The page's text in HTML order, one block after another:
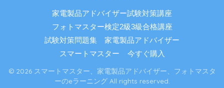
家電製品アドバイザー試験対策講座
フォトマスター検定2級3級合格講座
試験対策問題集 家電製品アドバイザー
スマートマスター
今すぐ購入
© 2026 スマートマスター、家電製品アドバイザー、フォトマスタ
ーのeラーニング All rights reserved.